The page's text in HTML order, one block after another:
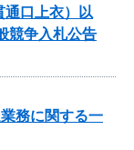
通口上衣）以
競争入札公告
務に関する一